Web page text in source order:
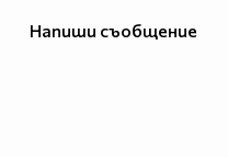
Напиши съобщение